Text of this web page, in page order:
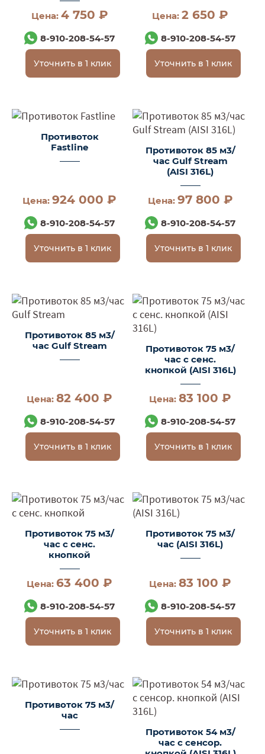
Цена: 4 750 ₽
8-910-208-54-57
Уточнить в 1 клик
Цена:2 650 ₽
8-910-208-54-57
Уточнить в 1 клик
Противоток
Fastline
Цена:924 000 ₽
8-910-208-54-57
Уточнить в 1 клик
Противоток 85 м3/
час Gulf Stream
(AISI 316L)
Цена: 97 800 ₽
8-910-208-54-57
Уточнить в 1 клик
Противоток 85 м3/
час Gulf Stream
Цена:82 400 ₽
8-910-208-54-57
Уточнить в 1 клик
Противоток 75 м3/
час с сенс.
кнопкой (AISI 316L)
Цена:83 100 ₽
8-910-208-54-57
Уточнить в 1 клик
Противоток 75 м3/
час с сенс.
кнопкой
Цена:63 400 ₽
8-910-208-54-57
Уточнить в 1 клик
Противоток 75 м3/
час (AISI 316L)
Цена:83 100 ₽
8-910-208-54-57
Уточнить в 1 клик
Противоток 75 м3/
час
Противоток 54 м3/
час с сенсор.